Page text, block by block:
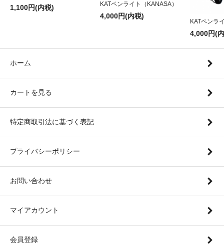
1,100円(内税) KATペンライト（KANASA）
4,000円(内税)
KATペンラ
4,000円(
ホーム
カートを見る
特定商取引法に基づく表記
プライバシーポリシー
お問い合わせ
マイアカウント
会員登録